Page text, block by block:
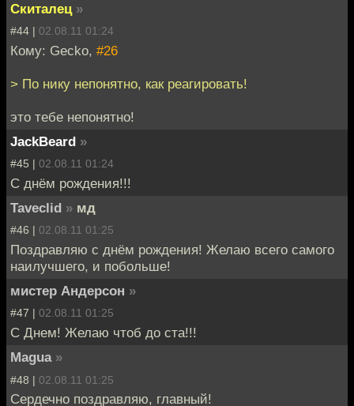
Скиталец »
#44 | 02.08.11 01:24
Кому: Gecko, #26
> По нику непонятно, как реагировать!
это тебе непонятно!
JackBeard »
#45 | 02.08.11 01:24
С днём рождения!!!
Taveclid » мд
#46 | 02.08.11 01:25
Поздравляю с днём рождения! Желаю всего самого
наилучшего, и побольше!
мистер Андерсон »
#47 | 02.08.11 01:25
С Днем! Желаю чтоб до ста!!!
Magua »
#48 | 02.08.11 01:25
Сердечно поздравляю, главный!